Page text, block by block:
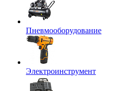
Пневмооборудование
Электроинструмент